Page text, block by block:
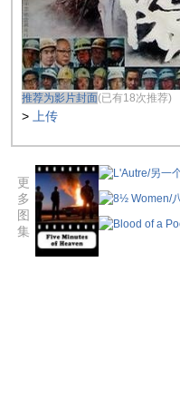
推荐为影片封面(已有18次推荐)
> 上传
更
多
图
集